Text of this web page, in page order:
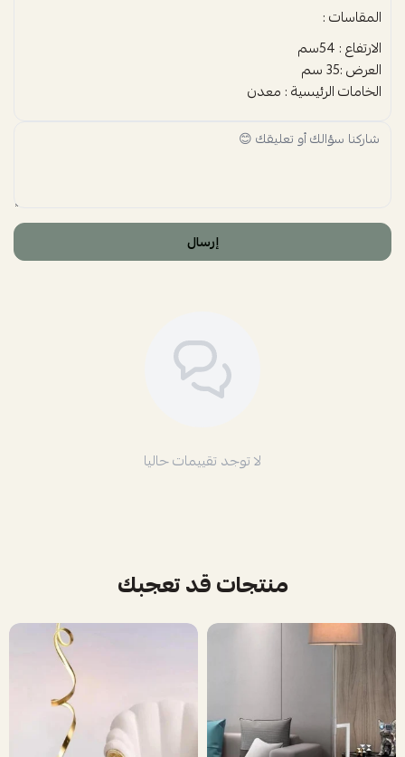
المقاسات :
الارتفاع : 54سم
العرض :35 سم
الخامات الرئيسية : معدن
إرسال
لا توجد تقييمات حاليا
منتجات قد تعجبك